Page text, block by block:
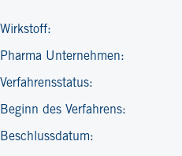
Wirkstoff:
Pharma Unternehmen:
Verfahrensstatus:
Beginn des Verfahrens:
Beschlussdatum: